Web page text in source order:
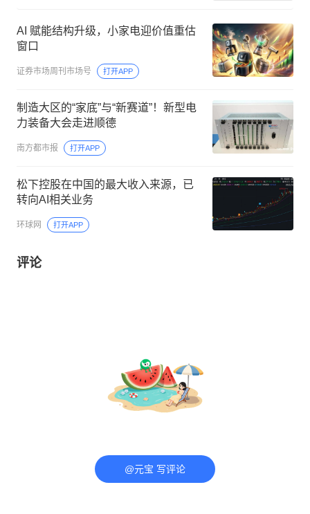
AI 赋能结构升级，小家电迎价值重估
窗口
证券市场周刊市场号 打开APP
制造大区的“家底”与“新赛道”！新型电
力装备大会走进顺德
南方都市报 打开APP
松下控股在中国的最大收入来源，已
转向AI相关业务
环球网 打开APP
评论
@元宝 写评论